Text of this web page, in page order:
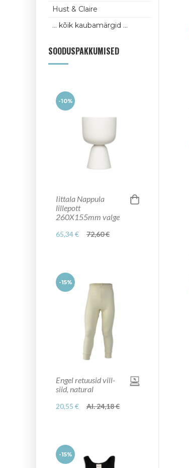
Hust & Claire
... kõik kaubamärgid ...
SOODUSPAKKUMISED
-10%
Iittala Nappula
lillepott
260X155mm valge
65,34 € 72,60 €
-15%
Engel retuusid vill-
siid, natural
20,55 € Al. 24,18 €
-15%